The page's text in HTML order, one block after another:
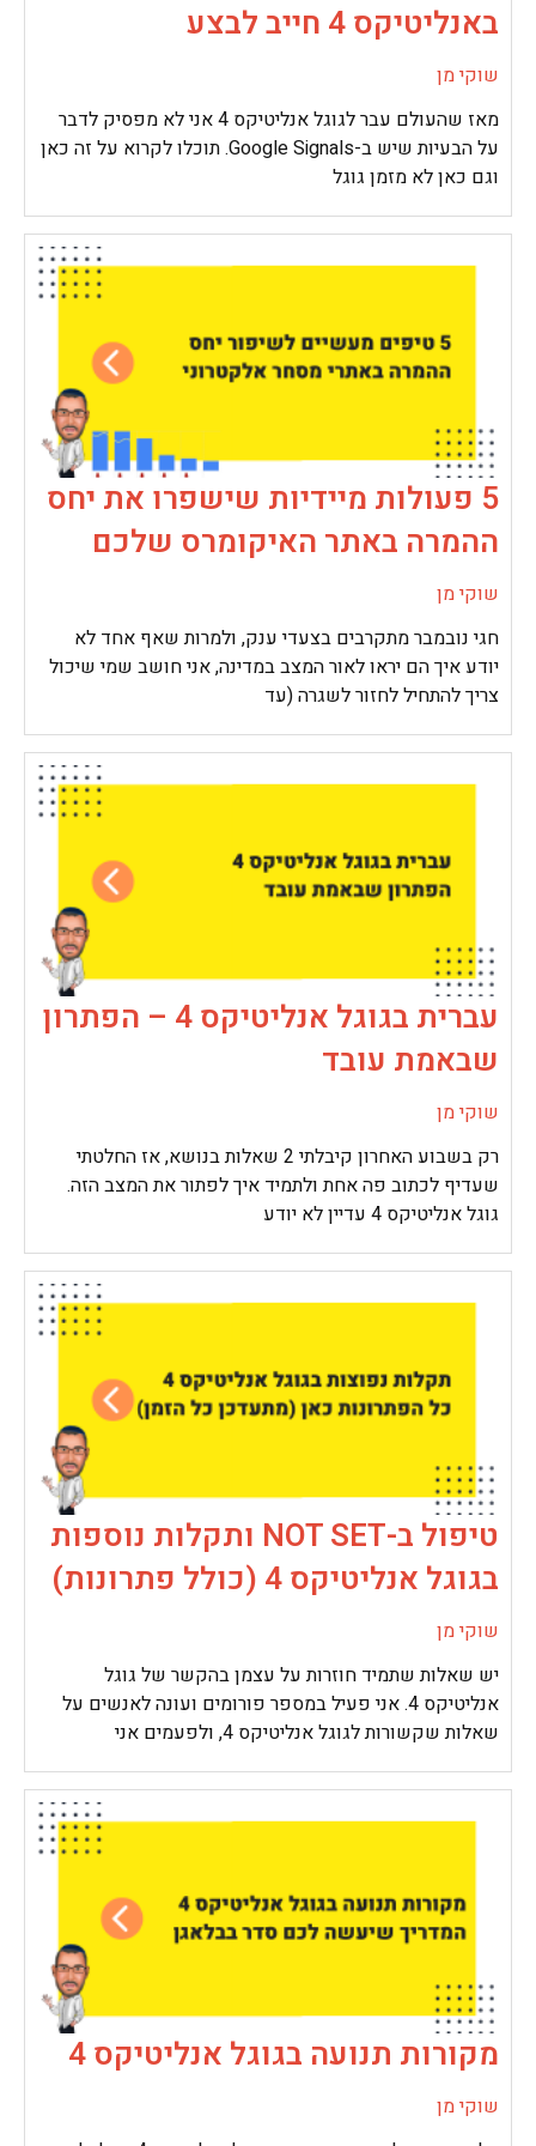
באנליטיקס 4 חייב לבצע
שוקי מן
מאז שהעולם עבר לגוגל אנליטיקס 4 אני לא מפסיק לדבר
על הבעיות שיש ב-Google Signals. תוכלו לקרוא על זה כאן
וגם כאן לא מזמן גוגל
5 פעולות מיידיות שישפרו את יחס
ההמרה באתר האיקומרס שלכם
שוקי מן
חגי נובמבר מתקרבים בצעדי ענק, ולמרות שאף אחד לא
יודע איך הם יראו לאור המצב במדינה, אני חושב שמי שיכול
צריך להתחיל לחזור לשגרה (עד
עברית בגוגל אנליטיקס 4 – הפתרון
שבאמת עובד
שוקי מן
רק בשבוע האחרון קיבלתי 2 שאלות בנושא, אז החלטתי
שעדיף לכתוב פה אחת ולתמיד איך לפתור את המצב הזה.
גוגל אנליטיקס 4 עדיין לא יודע
טיפול ב-NOT SET ותקלות נוספות
בגוגל אנליטיקס 4 (כולל פתרונות)
שוקי מן
יש שאלות שתמיד חוזרות על עצמן בהקשר של גוגל
אנליטיקס 4. אני פעיל במספר פורומים ועונה לאנשים על
שאלות שקשורות לגוגל אנליטיקס 4, ולפעמים אני
מקורות תנועה בגוגל אנליטיקס 4
שוקי מן